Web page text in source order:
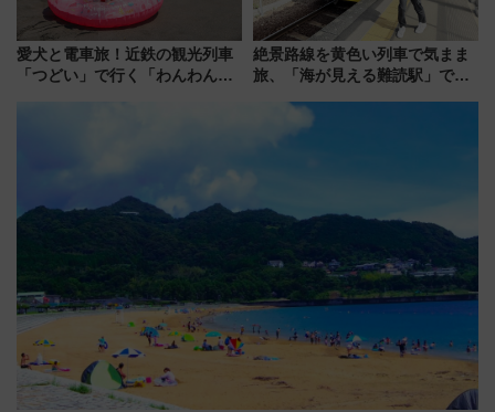
愛犬と電車旅！近鉄の観光列車
「つどい」で行く「わんわん列
絶景路線を黄色い列車で気まま
旅、「海が見える難読駅」で幸